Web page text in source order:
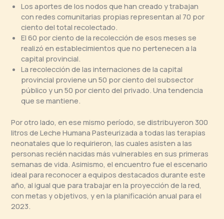
Los aportes de los nodos que han creado y trabajan
con redes comunitarias propias representan al 70 por
ciento del total recolectado.
El 60 por ciento de la recolección de esos meses se
realizó en establecimientos que no pertenecen a la
capital provincial.
La recolección de las internaciones de la capital
provincial proviene un 50 por ciento del subsector
público y un 50 por ciento del privado. Una tendencia
que se mantiene.
Por otro lado, en ese mismo período, se distribuyeron 300
litros de Leche Humana Pasteurizada a todas las terapias
neonatales que lo requirieron, las cuales asisten a las
personas recién nacidas más vulnerables en sus primeras
semanas de vida. Asimismo, el encuentro fue el escenario
ideal para reconocer a equipos destacados durante este
año, al igual que para trabajar en la proyección de la red,
con metas y objetivos, y en la planificación anual para el
2023.